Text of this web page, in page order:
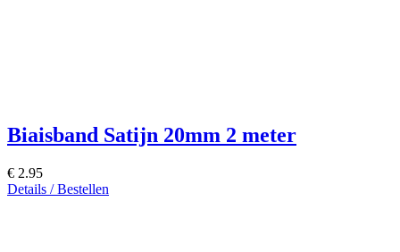
Biaisband Satijn 20mm 2 meter
€ 2.95
Details / Bestellen